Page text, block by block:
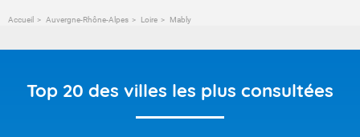
Accueil Auvergne-Rhône-Alpes Loire Mably
Top 20 des villes les plus consultées